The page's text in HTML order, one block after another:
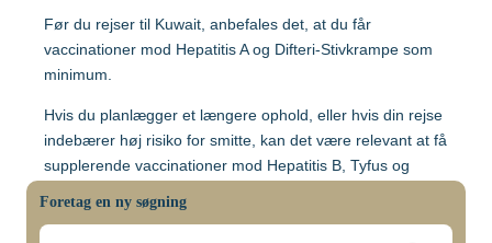
Hundegalskab –
Influenza
Japansk
hjernebetændelse
Skoldkopper (Chicken
Pox)
Stivkrampe)
Indonesien
Japan
Kenya
Før du rejser til Kuwait, anbefales det, at du får
vaccinationer mod Hepatitis A og Difteri-Stivkrampe som
minimum.
Hvis du planlægger et længere ophold, eller hvis din rejse
indebærer høj risiko for smitte, kan det være relevant at få
supplerende vaccinationer mod Hepatitis B, Tyfus og
Malaria:
Foretag en ny søgning